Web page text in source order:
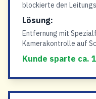
blockierte den
Lösung:
Entfernung mit
Kamerakontrolle auf
Kunde sparte ca.